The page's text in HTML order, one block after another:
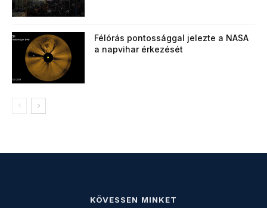
Félórás pontossággal jelezte a NASA
a napvihar érkezését
KÖVESSEN MINKET